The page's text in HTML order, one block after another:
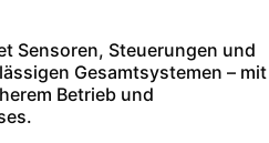
Sensoren, Steuerungen und
Gesamtsystemen – mit
Betrieb und